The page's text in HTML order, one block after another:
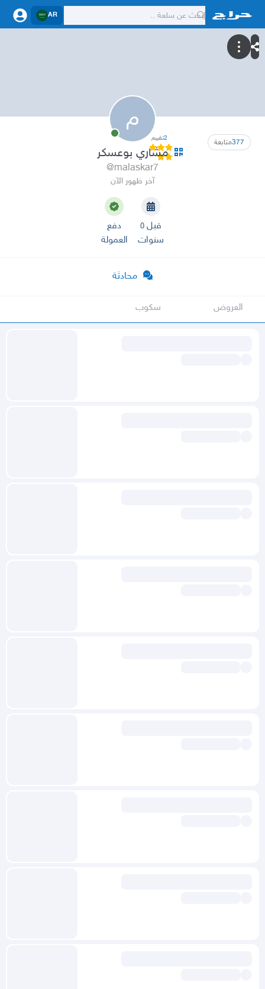
AR
م
377متابعة 2تقييم
مشاري بوعسكر
@malaskar7
آخر ظهور الآن
قبل ٥
سنوات
دفع
العمولة
محادثة
العروض سكوب